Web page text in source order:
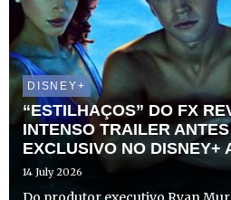
DISNEY+
“ESTILHAÇOS” DO FX
INTENSO TRAILER
EXCLUSIVO NO DISNEY+
14 July 2026